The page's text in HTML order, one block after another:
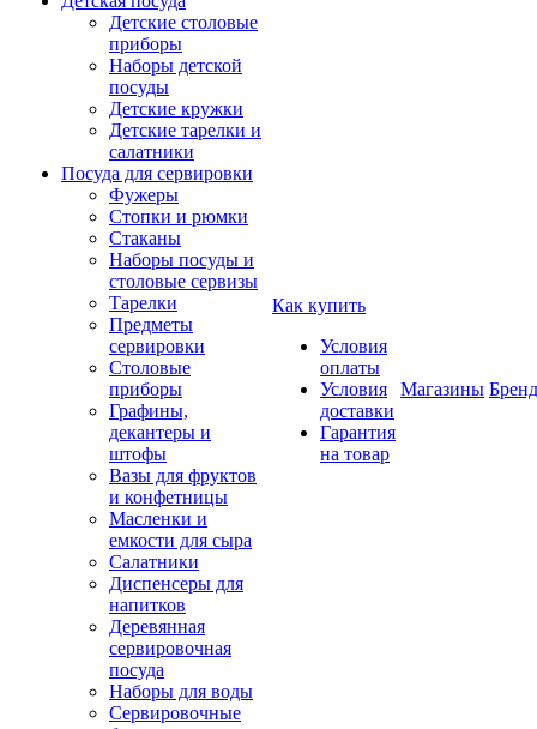
Детские столовые
приборы
Наборы детской
посуды
Детские кружки
Детские тарелки и
салатники
Посуда для сервировки
Фужеры
Стопки и рюмки
Стаканы
Наборы посуды и
столовые сервизы
Тарелки
Предметы
сервировки
Столовые
приборы
Графины,
декантеры и
штофы
Вазы для фруктов
и конфетницы
Масленки и
емкости для сыра
Салатники
Диспенсеры для
напитков
Деревянная
сервировочная
посуда
Наборы для воды
Сервировочные
Как купить
Условия
оплаты
Условия
доставки
Гарантия
на товар
Магазины